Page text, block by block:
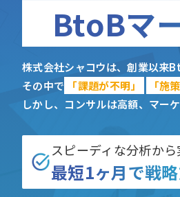
BtoBマ
株式会社シャコウは、創業以来
その中で
「課題が不明」 「施
しかし、コンサルは高額、マー
スピーディな分析か
最短1ヶ月で戦